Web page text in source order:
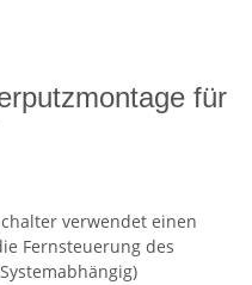
für
verwendet einen
Fernsteuerung des